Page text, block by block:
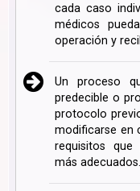
cada caso
médicos
operación y
Un proceso
predecible o
protocolo
modificarse en
requisitos que
más adecuados.